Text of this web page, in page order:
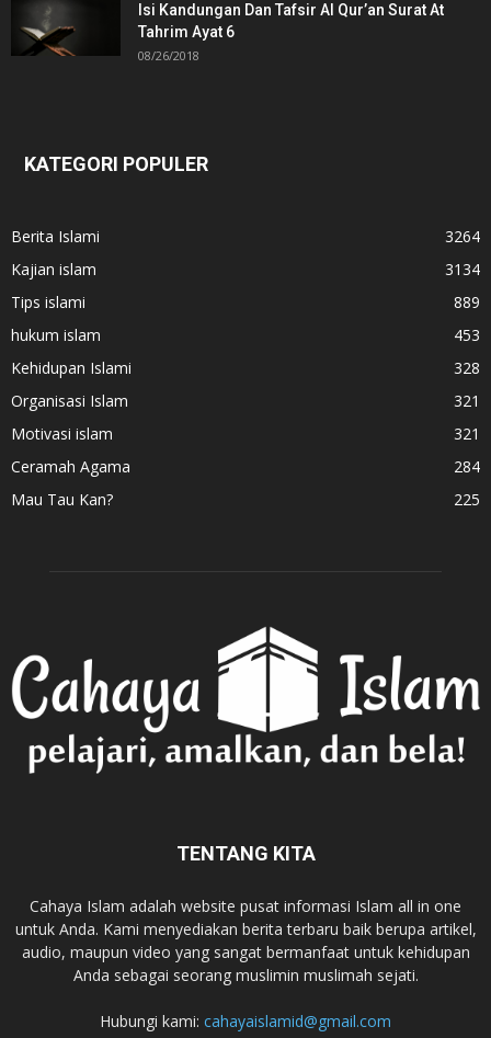
Isi Kandungan Dan Tafsir Al Qur’an Surat At
Tahrim Ayat 6
08/26/2018
KATEGORI POPULER
Berita Islami
3264
Kajian islam
3134
Tips islami
889
hukum islam
453
Kehidupan Islami
328
Organisasi Islam
321
Motivasi islam
321
Ceramah Agama
284
Mau Tau Kan?
225
TENTANG KITA
Cahaya Islam adalah website pusat informasi Islam all in one
untuk Anda. Kami menyediakan berita terbaru baik berupa artikel,
audio, maupun video yang sangat bermanfaat untuk kehidupan
Anda sebagai seorang muslimin muslimah sejati.
Hubungi kami: cahayaislamid@gmail.com